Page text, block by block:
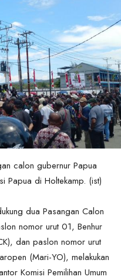
calon gubernur Papua
Papua di Holtekamp. (ist)
dua Pasangan Calon
nomor urut 01, Benhur
dan paslon nomor urut
(Mari-YO), melakukan
Komisi Pemilihan Umum